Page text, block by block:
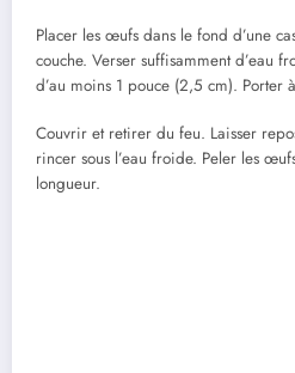
Placer les œufs dans le fond d’une
couche. Verser suffisamment d’eau
d’au moins 1 pouce (2,5 cm). Porter
Couvrir et retirer du feu. Laisser
rincer sous l’eau froide. Peler les
longueur.